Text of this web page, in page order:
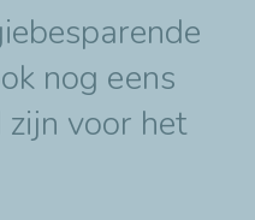
nog eens
voor het